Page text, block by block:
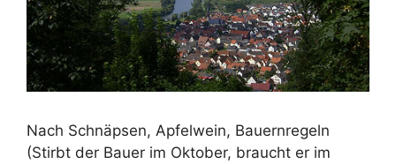
Nach Schnäpsen, Apfelwein, Bauernregeln
(Stirbt der Bauer im Oktober, braucht er im